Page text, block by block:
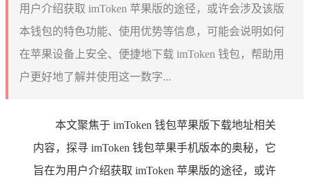
用户介绍获取 imToken 苹果版的途径，或许会涉及该版
本钱包的特色功能、使用优势等信息，可能会说明如何
在苹果设备上安全、便捷地下载 imToken 钱包，帮助用
户更好地了解并使用这一数字...
本文聚焦于 imToken 钱包苹果版下载地址相关
内容，探寻 imToken 钱包苹果手机版本的奥秘，它
旨在为用户介绍获取 imToken 苹果版的途径，或许